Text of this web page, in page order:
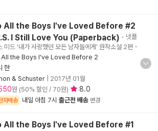
All the Boys I've Loved Before #2
I Still Love You (Paperback) - 넷플
미드 '내가 사랑했던 모든 남자들에게' 원작소설 2편 -
All the Boys I've Loved Before 2
한
& Schuster
2017년 01월
원 (50% 할인 / 70원) 8.0
자배송 내일 아침 7시 출근전 배송 변경
All the Boys I've Loved Before #1